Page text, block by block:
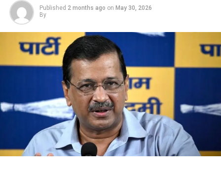
Published 2 months ago on May 30, 2026
By